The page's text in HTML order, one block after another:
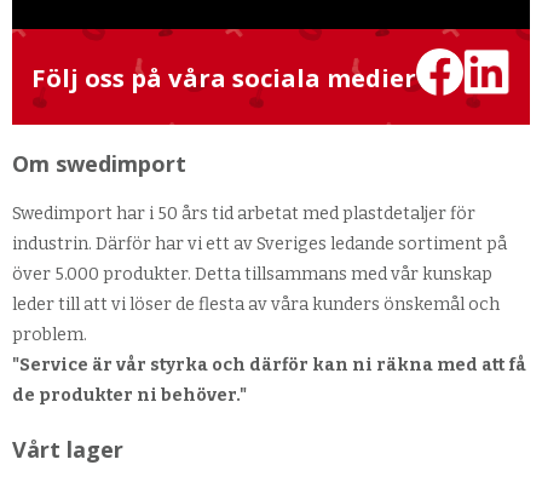
Följ oss på våra sociala medier
Om swedimport
Swedimport har i 50 års tid arbetat med plastdetaljer för
industrin. Därför har vi ett av Sveriges ledande sortiment på
över 5.000 produkter. Detta tillsammans med vår kunskap
leder till att vi löser de flesta av våra kunders önskemål och
problem.
"Service är vår styrka och därför kan ni räkna med att få
de produkter ni behöver."
Vårt lager